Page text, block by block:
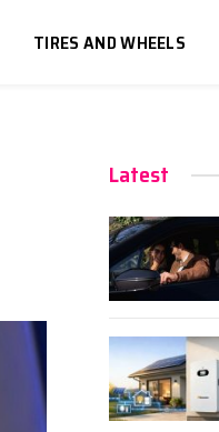
TIRES AND WHEELS
Latest